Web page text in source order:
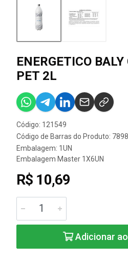
ENERGETICO
PET 2L
Código: 121549
Código de Barras do Produto:
Embalagem: 1UN
Embalagem Master 1X6UN
R$ 10,69
Adicionar